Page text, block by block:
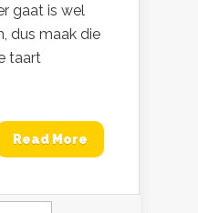
gaat is wel
dus maak die
taart
Read More